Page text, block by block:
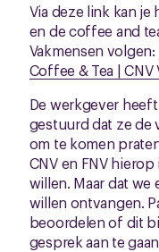
Via deze link kan
en de coffee and
Vakmensen
Coffee & Tea | CNV
De werkgever
gestuurd dat ze
om te komen
CNV en FNV
willen. Maar dat
willen ontvangen.
beoordelen of dit
gesprek aan te